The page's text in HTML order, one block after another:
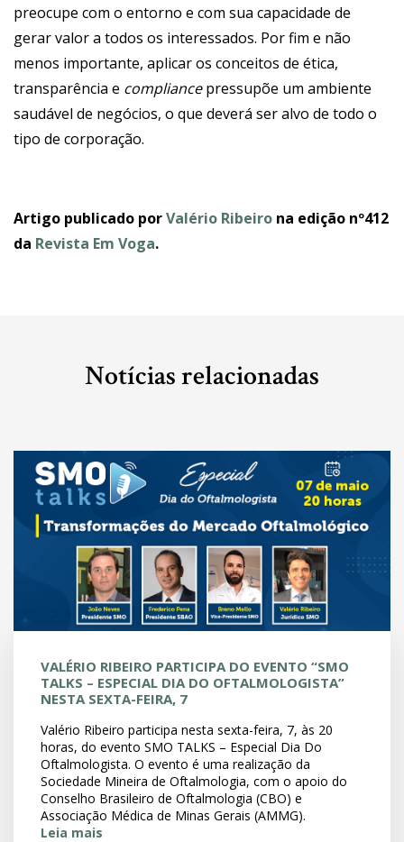
preocupe com o entorno e com sua capacidade de
gerar valor a todos os interessados. Por fim e não
menos importante, aplicar os conceitos de ética,
transparência e compliancepressupõe um ambiente
saudável de negócios, o que deverá ser alvo de todo o
tipo de corporação.
Artigo publicado porValério Ribeiro na edição nº412
da Revista Em Voga.
Notícias relacionadas
VALÉRIO RIBEIRO PARTICIPA DO EVENTO “SMO
TALKS – ESPECIAL DIA DO OFTALMOLOGISTA”
NESTA SEXTA-FEIRA, 7
Valério Ribeiro participa nesta sexta-feira, 7, às 20
horas, do evento SMO TALKS – Especial Dia Do
Oftalmologista. O evento é uma realização da
Sociedade Mineira de Oftalmologia, com o apoio do
Conselho Brasileiro de Oftalmologia (CBO) e
Associação Médica de Minas Gerais (AMMG).
Leia mais